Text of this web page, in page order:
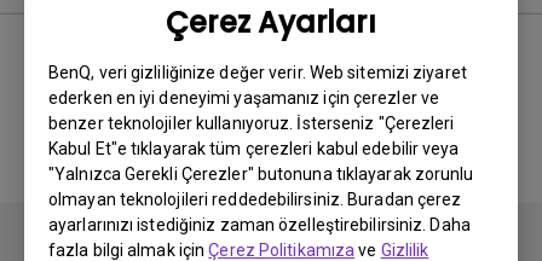
Çerez Ayarları
BenQ, veri gizliliğinize değer verir. Web sitemizi ziyaret
ederken en iyi deneyimi yaşamanız için çerezler ve
benzer teknolojiler kullanıyoruz. İsterseniz "Çerezleri
Kabul Et"e tıklayarak tüm çerezleri kabul edebilir veya
"Yalnızca Gerekli Çerezler" butonuna tıklayarak zorunlu
olmayan teknolojileri reddedebilirsiniz. Buradan çerez
ayarlarınızı istediğiniz zaman özelleştirebilirsiniz. Daha
fazla bilgi almak içinÇerez Politikamıza ve Gizlilik
İlgili El Kitabı bulunmuyor